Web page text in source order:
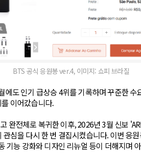
BTS 공식 응원봉 ver.4, 이미지: 쇼피 브라질
에도 인기 급상승 4위를 기록하며 꾸준한 수
이어갔습니다.
완전체로 복귀한 이후, 2026년 3월 신보
심을 다시 한 번 결집시켰습니다. 이번 응
기능 강화와 디자인 리뉴얼 등이 더해지며